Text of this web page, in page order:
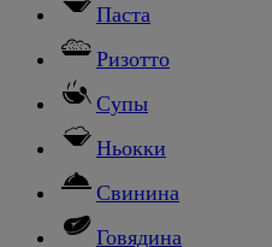
Паста
Ризотто
Супы
Ньокки
Свинина
Говядина